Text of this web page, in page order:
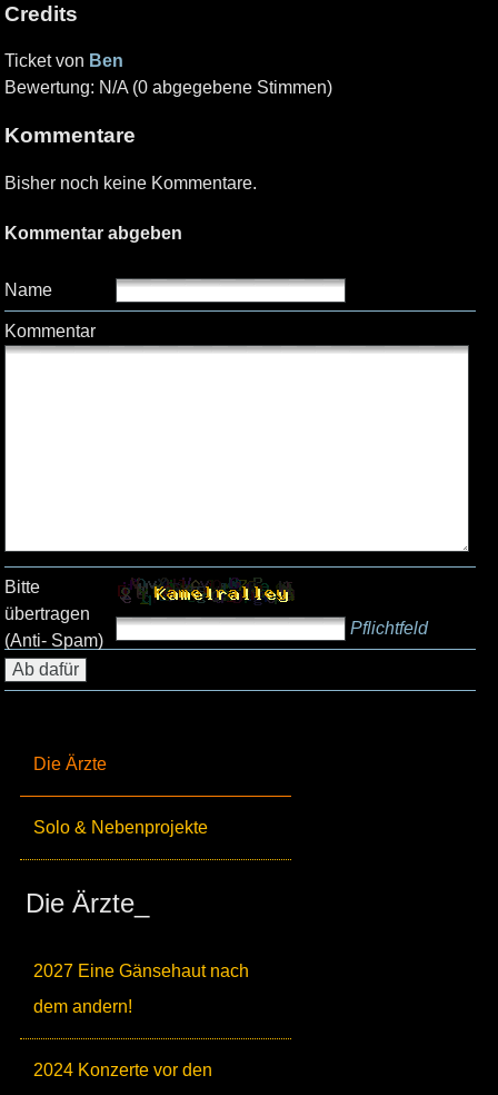
Die Ärzte
Solo & Nebenprojekte
Die Ärzte_
2027 Eine Gänsehaut nach
dem andern!
2024 Konzerte vor den
Credits
Ticket von Ben
Bewertung: N/A (0 abgegebene Stimmen)
Kommentare
Bisher noch keine Kommentare.
Kommentar abgeben
Name
Kommentar
Bitte
übertragen
(Anti- Spam)
Pflichtfeld